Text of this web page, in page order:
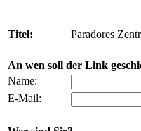
Titel: Paradores
An wen soll der Link
Name:
E-Mail: